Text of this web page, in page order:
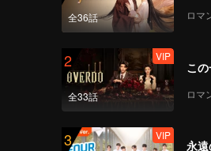
全36話
2
全33話
VIP
こ
ロマ
3 VIP
永